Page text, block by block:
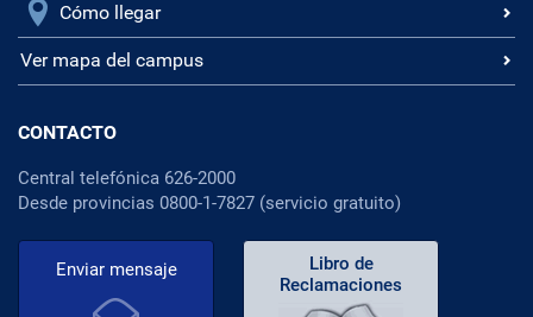
Cómo llegar
Ver mapa del campus
CONTACTO
Central telefónica 626-2000
Desde provincias 0800-1-7827 (servicio gratuito)
Enviar mensaje
Libro de
Reclamaciones